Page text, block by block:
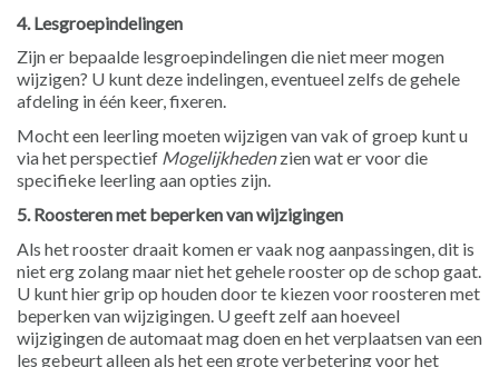
4. Lesgroepindelingen
Zijn er bepaalde lesgroepindelingen die niet meer mogen
wijzigen? U kunt deze indelingen, eventueel zelfs de gehele
afdeling in één keer, fixeren.
Mocht een leerling moeten wijzigen van vak of groep kunt u
via het perspectief Mogelijkhedenzien wat er voor die
specifieke leerling aan opties zijn.
5. Roosteren met beperken van wijzigingen
Als het rooster draait komen er vaak nog aanpassingen, dit is
niet erg zolang maar niet het gehele rooster op de schop gaat.
U kunt hier grip op houden door te kiezen voor roosteren met
beperken van wijzigingen. U geeft zelf aan hoeveel
wijzigingen de automaat mag doen en het verplaatsen van een
les gebeurt alleen als het een grote verbetering voor het